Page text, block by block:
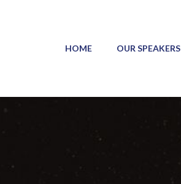
HOME OUR SPEAKERS